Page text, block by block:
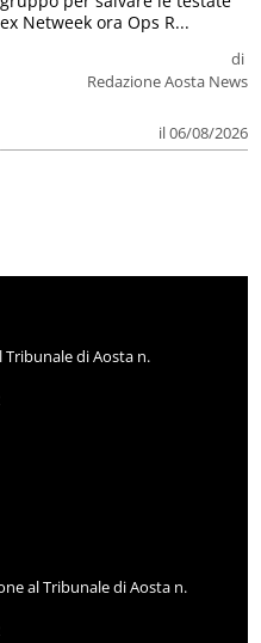
di
Redazione Aosta News
il 06/08/2026
ex Netweek ora Ops R...
di Aosta n.
al Tribunale di Aosta n.